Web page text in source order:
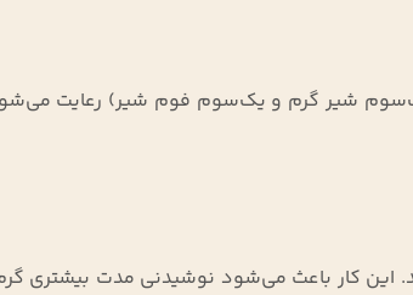
(یعنی یک‌سوم اسپرسو، یک‌سوم شیر گرم و یک‌سوم فوم شیر) رعایت
این کار باعث می‌شود نوشیدنی مدت بیشتری